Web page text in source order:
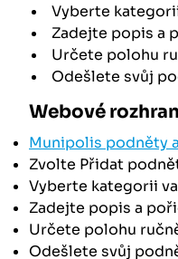
Vyberte
Zadejte popis a
Určete polohu
Odešlete svůj
Webové
Munipolis podněty
Zvolte Přidat
Vyberte kategorii
Zadejte popis a
Určete polohu
Odešlete svůj